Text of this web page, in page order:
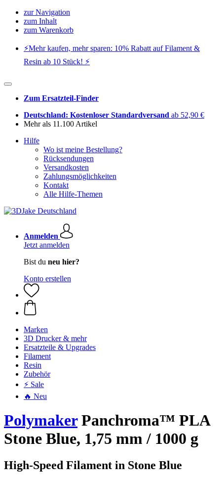
zur Navigation
zum Inhalt
zum Warenkorb
⚡️Mehr kaufen, mehr sparen: 10% Rabatt auf Filament &
Resin ab 10 Stück! ⚡️
Zum Ersatzteil-Finder
Deutschland: Kostenloser Standardversand ab 52,90 €
Mehr als 11.100 Artikel
Hilfe
Wo ist meine Bestellung?
Rücksendungen
Versandkosten
Zahlungsmöglichkeiten
Kontakt
Alle Hilfe-Themen
Anmelden
Jetzt anmelden
Bist du neu hier?
Konto erstellen
Marken
3D Drucker & mehr
Ersatzteile & Upgrades
Filament
Resin
Zubehör
⚡ Sale
🔥 Neu
PolymakerPanchroma™ PLA
Stone Blue, 1,75 mm / 1000 g
High-Speed Filament in Stone Blue